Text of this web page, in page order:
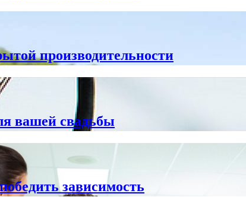
производительности
вашей свадьбы
зависимость